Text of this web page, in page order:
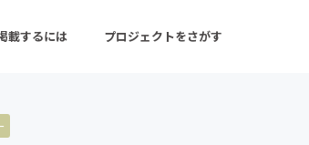
載するには プロジェクトをさがす